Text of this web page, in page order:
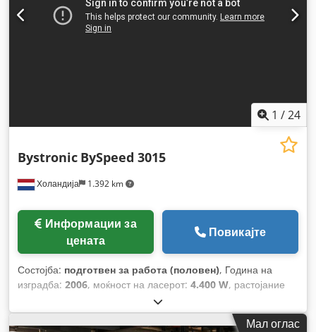
мм
, работна должина:3.000 мм , работна ширина:
мм
, растојание на движење на Х-оската:3.048 мм,
движење по оската Y:
безбедносна светлосна завеса, документација /
прирачник, ладилна единица, менаџер на млазници,
1 /24
Холандија 1.392 km
Bystronic BySpeed 3015
цената
Повикајте
Состојба: подготвен за работа (половен), Година на
изградба: 2006, моќност на ласерот: 4.400 W, растојание
3.000 мм
1.500 мм, број на оски:3,
Мал оглас